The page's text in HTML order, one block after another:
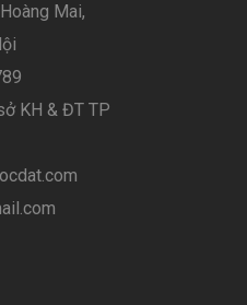
Mai,
KH & ĐT TP